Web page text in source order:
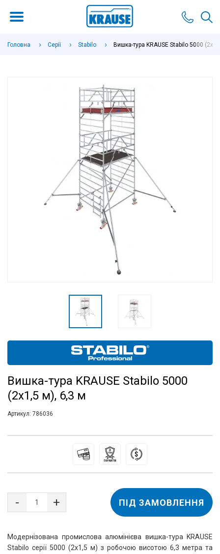
Головна Серії Stabilo Вишка-тура KRAUSE Stabilo 5000
Вишка-тура KRAUSE Stabilo 5000
(2х1,5 м), 6,3 м
Артикул: 786036
Модернізована промислова алюмінієва вишка-тура KRAUSE
Stabilo серії 5000 (2х1,5 м) з робочою висотою 6,3 метра та
ПІД ЗАМОВЛЕННЯ